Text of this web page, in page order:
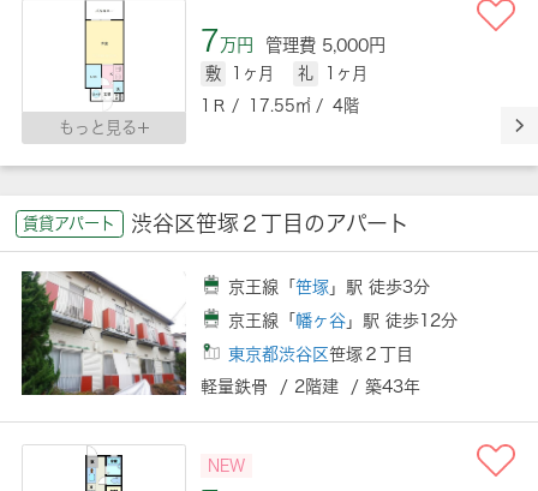
もっと見る
7万円 管理費 5,000円
敷 1ヶ月 礼
1ヶ月
1Ｒ / 17.55㎡ / 4階
賃貸アパート 渋谷区笹塚２丁目のアパート
京王線「笹塚 」駅 徒歩3分
京王線「 幡ヶ谷 」駅 徒歩12分
東京都渋谷区笹塚２丁目
軽量鉄骨 / 2階建 / 築43年
NEW